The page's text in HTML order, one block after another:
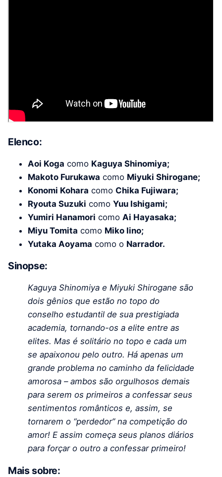
Elenco:
Aoi Koga como Kaguya Shinomiya;
Makoto Furukawa como Miyuki Shirogane;
Konomi Kohara como Chika Fujiwara;
Ryouta Suzuki como Yuu Ishigami;
Yumiri Hanamori como Ai Hayasaka;
Miyu Tomita como Miko Iino;
Yutaka Aoyama como o Narrador.
Sinopse:
Kaguya Shinomiya e Miyuki Shirogane são
dois gênios que estão no topo do
conselho estudantil de sua prestigiada
academia, tornando-os a elite entre as
elites. Mas é solitário no topo e cada um
se apaixonou pelo outro. Há apenas um
grande problema no caminho da felicidade
amorosa – ambos são orgulhosos demais
para serem os primeiros a confessar seus
sentimentos românticos e, assim, se
tornarem o “perdedor” na competição do
amor! E assim começa seus planos diários
para forçar o outro a confessar primeiro!
Mais sobre: